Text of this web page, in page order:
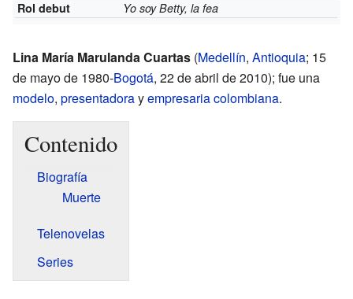
Rol debut Yo soy Betty, la fea
Lina María Marulanda Cuartas (Medellín, Antioquia; 15
de mayo de 1980-Bogotá, 22 de abril de 2010); fue una
modelo, presentadorayempresariacolombiana.
Contenido
Biografía
Muerte
Telenovelas
Series